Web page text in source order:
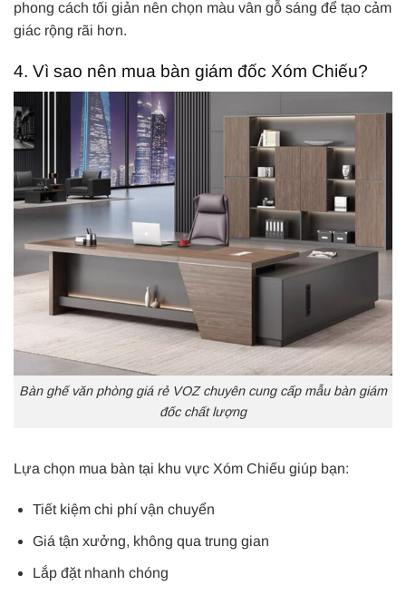
phong cách tối giản nên chọn màu vân gỗ sáng để tạo cảm
giác rộng rãi hơn.
4. Vì sao nên mua bàn giám đốc Xóm Chiếu?
Bàn ghế văn phòng giá rẻ VOZ chuyên cung cấp mẫu bàn giám
đốc chất lượng
Lựa chọn mua bàn tại khu vực Xóm Chiếu giúp bạn:
Tiết kiệm chi phí vận chuyển
Giá tận xưởng, không qua trung gian
Lắp đặt nhanh chóng